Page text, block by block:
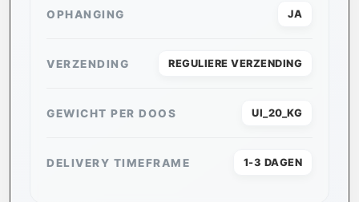
OPHANGING JA
VERZENDING REGULIERE VERZENDING
GEWICHT PER DOOS UI_20_KG
DELIVERY TIMEFRAME 1-3 DAGEN